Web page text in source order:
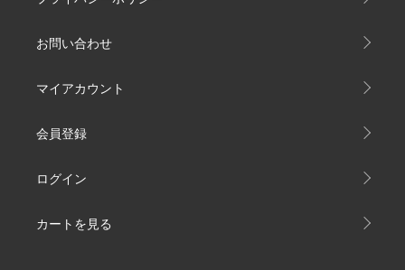
お問い合わせ
マイアカウント
会員登録
ログイン
カートを見る